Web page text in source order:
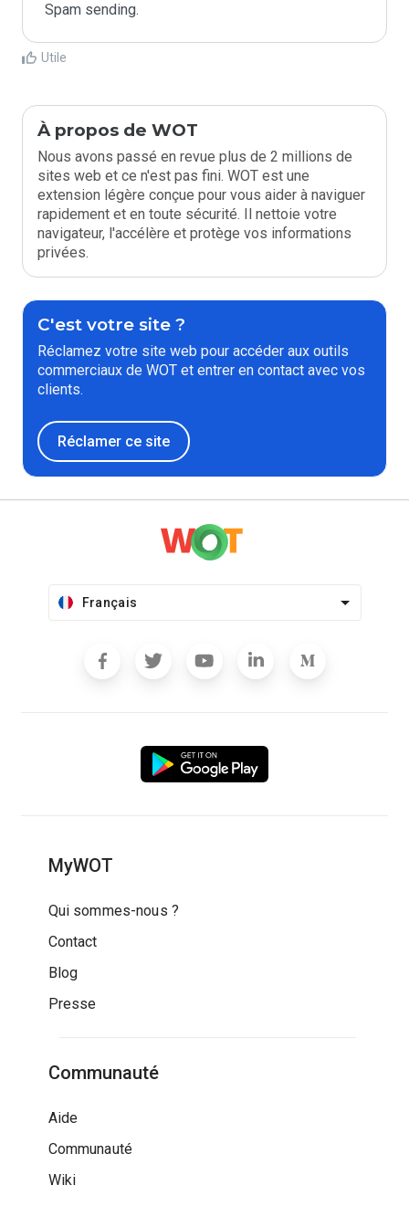
Spam sending.
Utile
À propos de WOT
Nous avons passé en revue plus de 2 millions de
sites web et ce n'est pas fini. WOT est une
extension légère conçue pour vous aider à naviguer
rapidement et en toute sécurité. Il nettoie votre
navigateur, l'accélère et protège vos informations
privées.
C'est votre site ?
Réclamez votre site web pour accéder aux outils
commerciaux de WOT et entrer en contact avec vos
clients.
Réclamer ce site
Français
MyWOT
Qui sommes-nous ?
Contact
Blog
Presse
Communauté
Aide
Communauté
Wiki